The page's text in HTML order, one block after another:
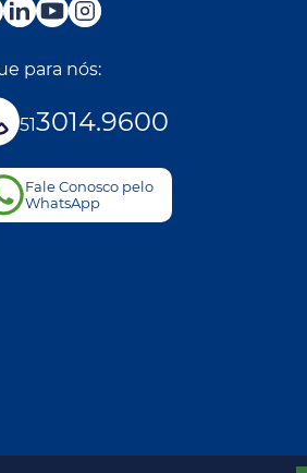
para nós:
513014.9600
Fale Conosco pelo
WhatsApp